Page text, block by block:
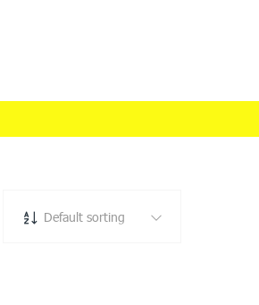
Default sorting